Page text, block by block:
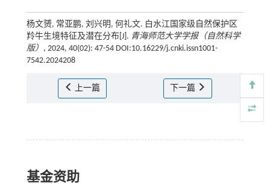
杨文赟, 常亚鹏, 刘兴明, 何礼文. 白水江国家级自然保护区
羚牛生境特征及潜在分布[J]. 青海师范大学学报（自然科学
版） , 2024, 40(02): 47-54 DOI:10.16229/j.cnki.issn1001-
7542.2024208
上一篇 下一篇
基金资助